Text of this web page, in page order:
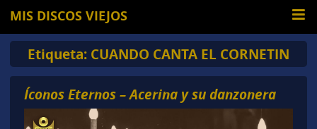
MIS DISCOS VIEJOS
Etiqueta: CUANDO CANTA EL CORNETIN
Íconos Eternos – Acerina y su danzonera